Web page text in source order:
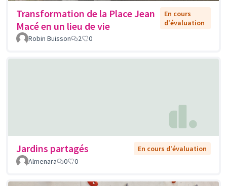
Transformation de la Place Jean
Macé en un lieu de vie
En cours
d'évaluation
Robin Buisson
2 0
Jardins partagés
En cours d'évaluation
Almenara
0 0